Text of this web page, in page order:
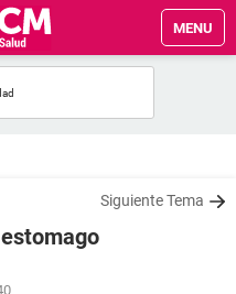
MENU
Siguiente Tema